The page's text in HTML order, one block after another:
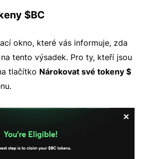
$BC
okno, které vás informuje, zda
tento výsadek. Pro ty, kteří jsou
tlačítko Nárokovat své tokeny $